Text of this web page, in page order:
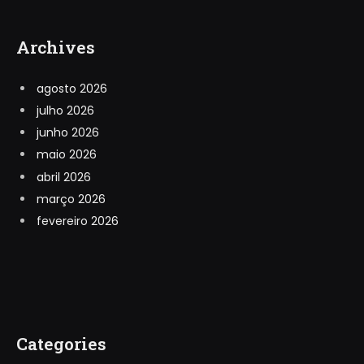
Archives
agosto 2026
julho 2026
junho 2026
maio 2026
abril 2026
março 2026
fevereiro 2026
Categories